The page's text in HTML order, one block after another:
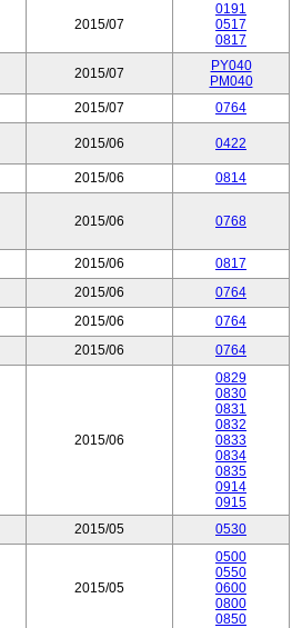
2015/07
0191
0517
0817
2015/07
PY040
PM040
2015/07
0764
2015/06 0422
2015/06 0814
2015/06 0768
2015/06
0817
2015/06
0764
2015/06
0764
2015/06 0764
2015/06
0829
0830
0831
0832
0833
0834
0835
0914
0915
2015/05 0530
2015/05
0500
0550
0600
0800
0850